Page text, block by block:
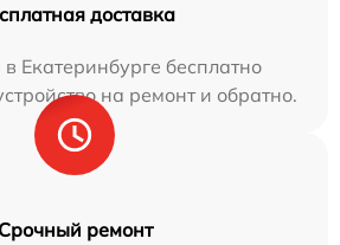
доставка
Екатеринбурге бесплатно
на ремонт и обратно.
Срочный ремонт